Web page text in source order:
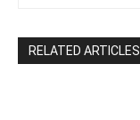
RELATED ARTICLES